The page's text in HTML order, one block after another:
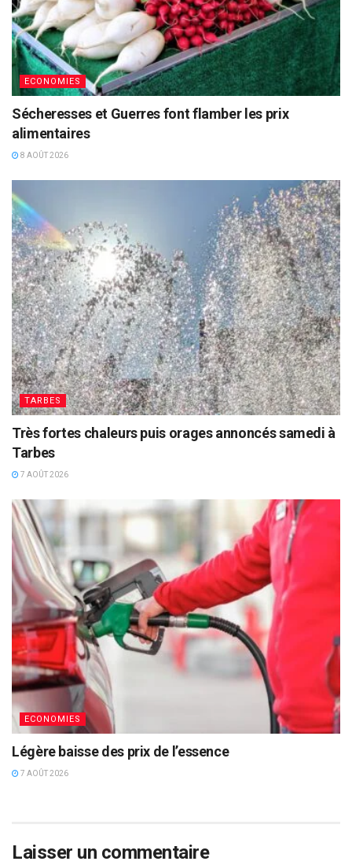
ECONOMIES
Sécheresses et Guerres font flamber les prix
alimentaires
8 AOÛT 2026
TARBES
Très fortes chaleurs puis orages annoncés samedi à
Tarbes
7 AOÛT 2026
ECONOMIES
Légère baisse des prix de l’essence
7 AOÛT 2026
Laisser un commentaire